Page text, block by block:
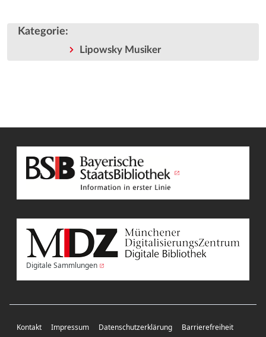
Kategorie:
Lipowsky Musiker
Digitale Sammlungen
Kontakt Impressum Datenschutzerklärung Barrierefreiheit